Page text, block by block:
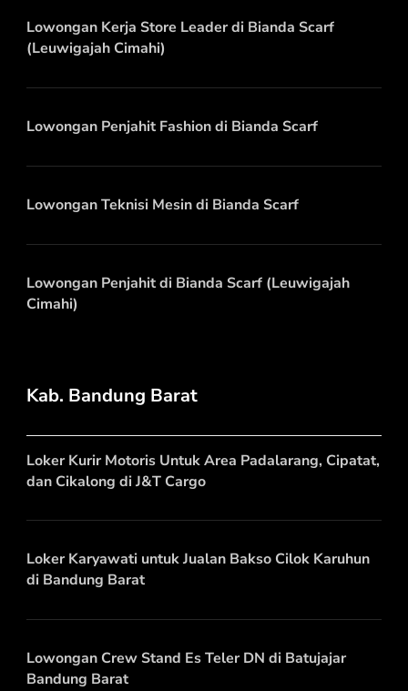
Lowongan Kerja Store Leader di Bianda Scarf
(Leuwigajah Cimahi)
Lowongan Penjahit Fashion di Bianda Scarf
Lowongan Teknisi Mesin di Bianda Scarf
Lowongan Penjahit di Bianda Scarf (Leuwigajah
Cimahi)
Kab. Bandung Barat
Loker Kurir Motoris Untuk Area Padalarang, Cipatat,
dan Cikalong di J&T Cargo
Loker Karyawati untuk Jualan Bakso Cilok Karuhun
di Bandung Barat
Lowongan Crew Stand Es Teler DN di Batujajar
Bandung Barat